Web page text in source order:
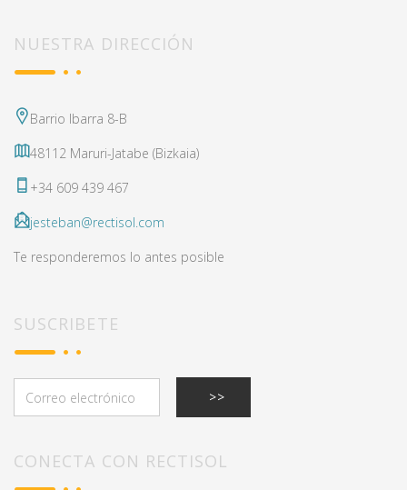
NUESTRA DIRECCIÓN
Barrio Ibarra 8-B
48112 Maruri-Jatabe (Bizkaia)
+34 609 439 467
jesteban@rectisol.com
Te responderemos lo antes posible
SUSCRIBETE
CONECTA CON RECTISOL